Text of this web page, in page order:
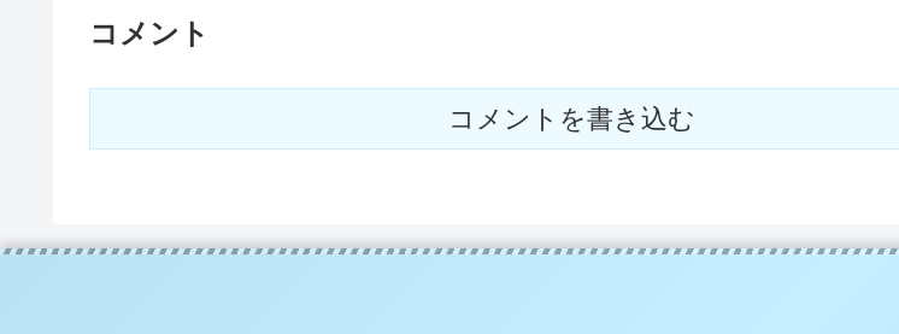
コメント
コメントを書き込む